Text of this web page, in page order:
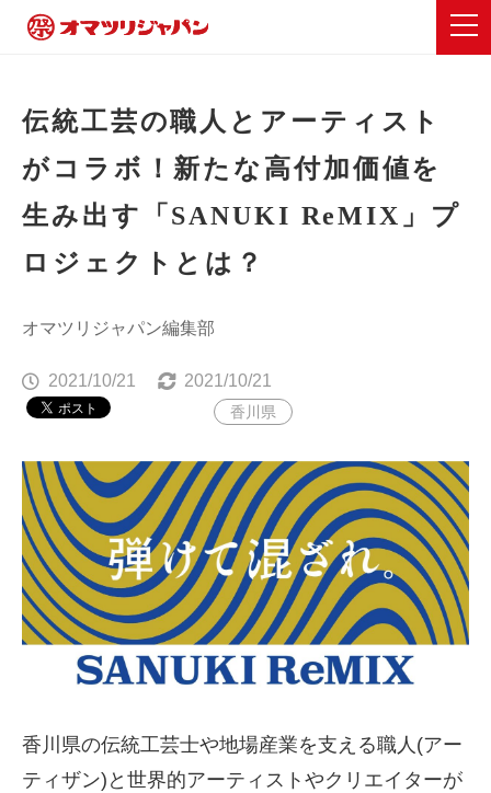
伝統工芸の職人とアーティスト
がコラボ！新たな高付加価値を
生み出す「SANUKI ReMIX」プ
ロジェクトとは？
オマツリジャパン編集部
2021/10/21 2021/10/21
香川県
香川県の伝統工芸士や地場産業を支える職人(アー
ティザン)と世界的アーティストやクリエイターが